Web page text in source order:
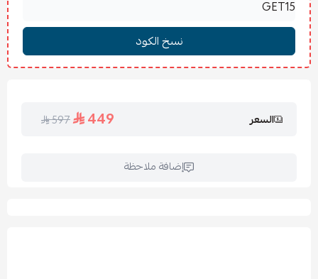
👶 مخصص للطفل:
1 × ورقة مسطحة
(شرشف بدون مطاط)
1 × غطاء مستطيل (ديكور/مخدة) – 33 × 66 سم ±15٪
1 × منشفة أطفال – 45 × 78 + 23 سم ±15٪السعر 449
597
إضافة ملاحظة